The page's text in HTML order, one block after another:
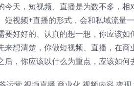
今天，短视频、直播是为数不多，
短视频+直播的形式，会和私域流量
要好好的、认真的想一想，你应该
来想清楚，你做短视频、直播，在
，你应该以什么为重点，应该如何